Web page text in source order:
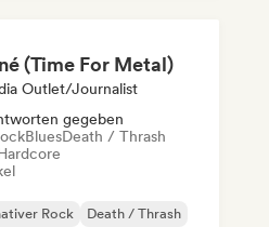
(Time For Metal)
Outlet/Journalist
gegeben
BluesDeath / Thrash
Rock
Death / Thrash